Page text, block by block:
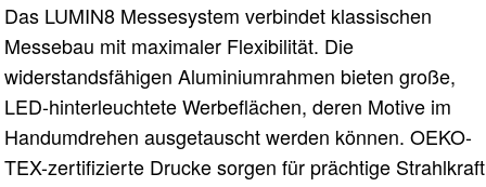
Das LUMIN8 Messesystem verbindet klassischen
Messebau mit maximaler Flexibilität. Die
widerstandsfähigen Aluminiumrahmen bieten große,
LED-hinterleuchtete Werbeflächen, deren Motive im
Handumdrehen ausgetauscht werden können. OEKO-
TEX-zertifizierte Drucke sorgen für prächtige Strahlkraft